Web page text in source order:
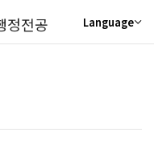
정전공 Language